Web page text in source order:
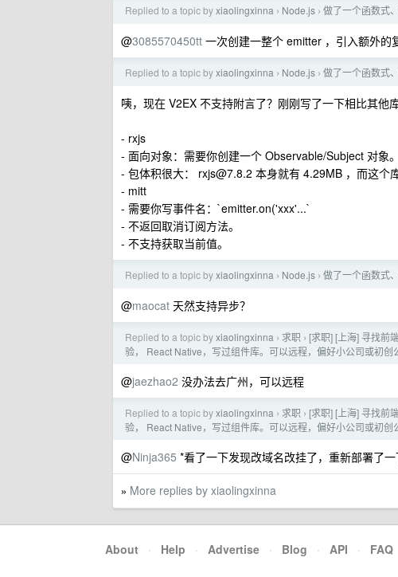
Replied to a topic byxiaolingxinna › Node.js › 做了一个函数式
@3085570450tt 一次创建一整个 emitter ，引入额外的
Replied to a topic byxiaolingxinna › Node.js › 做了一个函数式
咦，现在 V2EX 不支持附言了？刚刚写了一下相比其他库
- rxjs
- 面向对象：需要你创建一个 Observable/Subject 对象。
- 包体积很大： rxjs@7.8.2 本身就有 4.29MB ，而这个
- mitt
- 需要你写事件名：`emitter.on('xxx'...`
- 不返回取消订阅方法。
- 不支持获取当前值。
Replied to a topic byxiaolingxinna › Node.js › 做了一个函数式
@maocat 天然支持异步？
Replied to a topic byxiaolingxinna › 求职 › [求职] [上海] 寻找前
验， React Native，写过组件库。可以远程，偏好小公司或初创
@jaezhao2 没办法去广州，可以远程
Replied to a topic byxiaolingxinna › 求职 › [求职] [上海] 寻找前
验， React Native，写过组件库。可以远程，偏好小公司或初创
@Ninja365 *看了一下发现改域名改挂了，重新部署了
» More replies by xiaolingxinna
About · Help · Advertise · Blog · API · FAQ